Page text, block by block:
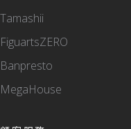
Tamashii
FiguartsZERO
Banpresto
MegaHouse